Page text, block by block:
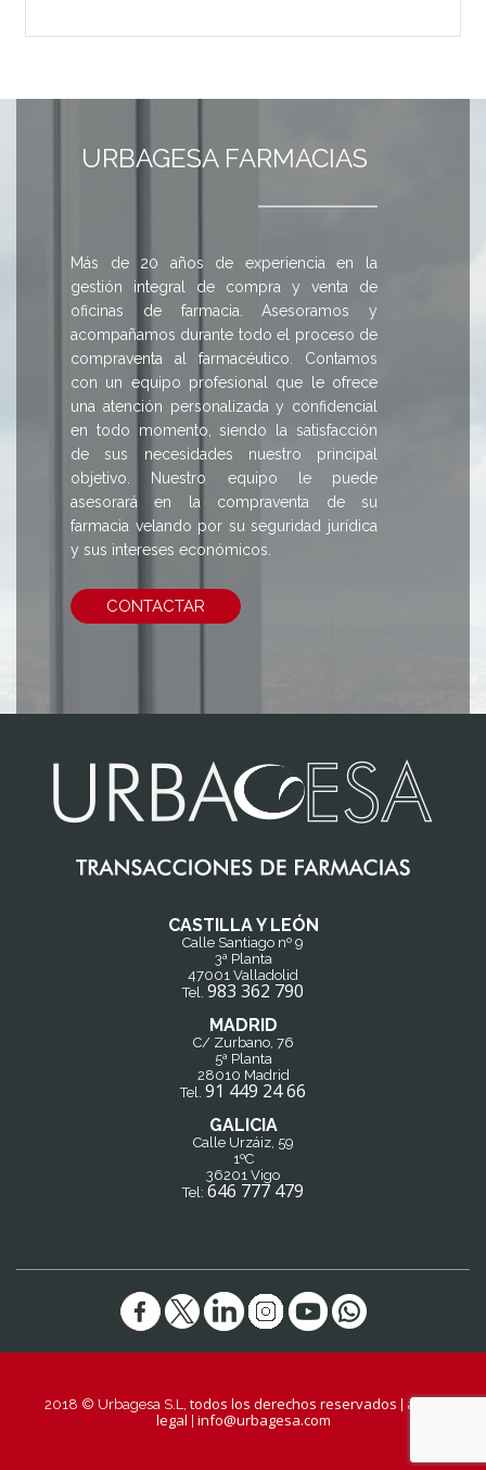
URBAGESA FARMACIAS
Más de 20 años de experiencia en la
gestión integral de compra y venta de
oficinas de farmacia. Asesoramos y
acompañamos durante todo el proceso de
compraventa al farmacéutico. Contamos
con un equipo profesional que le ofrece
una atención personalizada y confidencial
en todo momento, siendo la satisfacción
de sus necesidades nuestro principal
objetivo. Nuestro equipo le puede
asesorará en la compraventa de su
farmacia velando por su seguridad jurídica
y sus intereses económicos.
CONTACTAR
CASTILLA Y LEÓN
Calle Santiago nº 9
3ª Planta
47001 Valladolid
Tel. 983 362 790
MADRID
C/ Zurbano, 76
5ª Planta
28010 Madrid
Tel. 91 449 24 66
GALICIA
Calle Urzáiz, 59
1ºC
36201 Vigo
Tel: 646 777 479
2018 © Urbagesa S.L, todos los derechos reservados aviso
legal info@urbagesa.com